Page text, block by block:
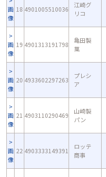
画
像
18 4901005510036
江崎グ
リコ
画
像
19 4901313191798
亀田製
菓
画
像
20 4933602297263
プレシ
ア
画
像
21 4903110290469
山崎製
パン
画
像
22 4903333149391
ロッテ
商事